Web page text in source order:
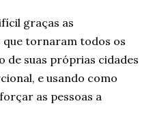
graças as
tornaram todos os
de suas próprias cidades
e usando como
as pessoas a